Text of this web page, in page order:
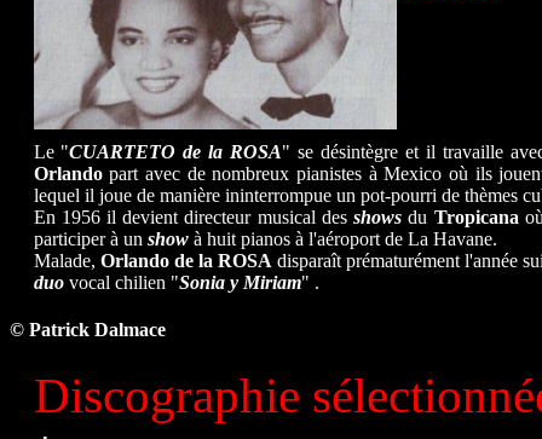
Le "CUARTETO de la ROSA" se désintègre et il travaille
Orlandopart avec de nombreux pianistes à Mexico où ils
lequel il joue de manière ininterrompue un pot-pourri de thèmes
En 1956 il devient directeur musical desshows du Tropicana
participer à un showà huit pianos à l'aéroport de La Havane.
Malade, Orlando de la ROSA disparaît prématurément l'année
duovocal chilien "Sonia y Miriam" .
© Patrick Dalmace
Discographie